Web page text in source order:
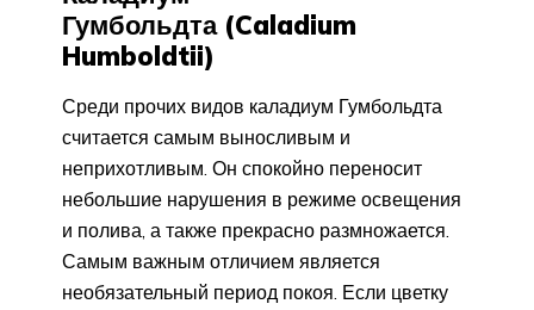
Гумбольдта (Caladium
Humboldtii)
Среди прочих видов каладиум Гумбольдта
считается самым выносливым и
неприхотливым. Он спокойно переносит
небольшие нарушения в режиме освещения
и полива, а также прекрасно размножается.
Самым важным отличием является
необязательный период покоя. Если цветку